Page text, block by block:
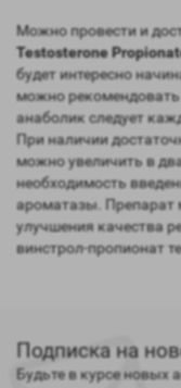
Можно провести и
Testosterone
будет интересно
можно
анаболик следует
При наличии
можно увеличить в
необходимость
ароматазы. Препарат
улучшения качества
винстрол-пропионат
Подписка на
Будьте в курсе новых